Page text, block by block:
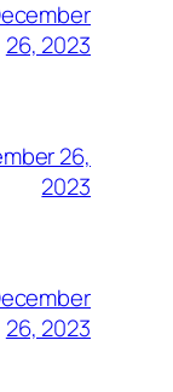
26, 2023
26,
2023
26, 2023